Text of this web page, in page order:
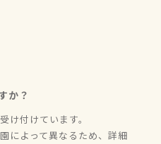
か？
け付けています。
によって異なるため、詳細